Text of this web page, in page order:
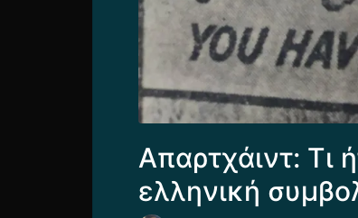
Απαρτχάιντ: Τι
ελληνική